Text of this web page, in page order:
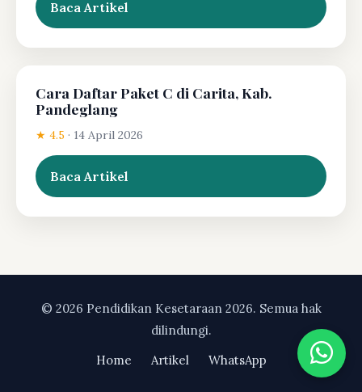
Baca Artikel
Cara Daftar Paket C di Carita, Kab.
Pandeglang
★ 4.5 · 14 April 2026
Baca Artikel
© 2026 Pendidikan Kesetaraan 2026. Semua hak
dilindungi.
Home
Artikel WhatsApp